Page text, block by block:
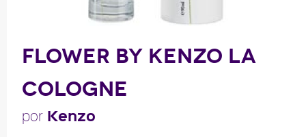
FLOWER BY KENZO LA
COLOGNE
por Kenzo